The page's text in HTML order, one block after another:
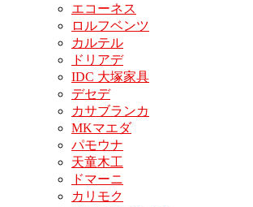
エコーネス
ロルフベンツ
カルテル
ドリアデ
IDC 大塚家具
デセデ
カサブランカ
MKマエダ
パモウナ
天童木工
ドマーニ
カリモク